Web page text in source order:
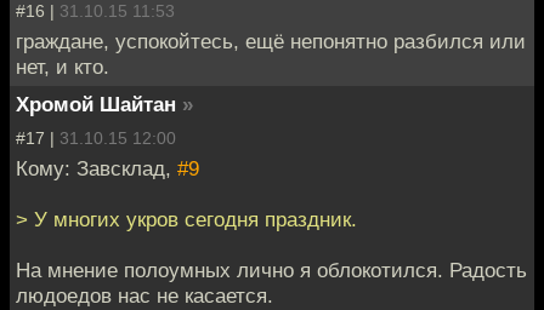
#16 | 31.10.15 11:53
граждане, успокойтесь, ещё непонятно разбился или
нет, и кто.
Хромой Шайтан »
#17 | 31.10.15 12:00
Кому: Завсклад, #9
> У многих укров сегодня праздник.
На мнение полоумных лично я облокотился. Радость
людоедов нас не касается.